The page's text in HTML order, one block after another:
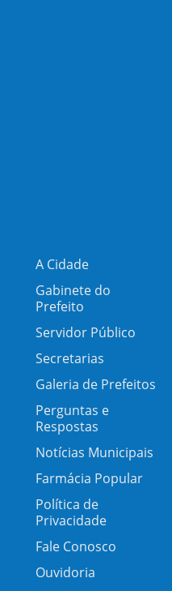
A Cidade
Gabinete do
Prefeito
Servidor Público
Secretarias
Galeria de Prefeitos
Perguntas e
Respostas
Notícias Municipais
Farmácia Popular
Política de
Privacidade
Fale Conosco
Ouvidoria